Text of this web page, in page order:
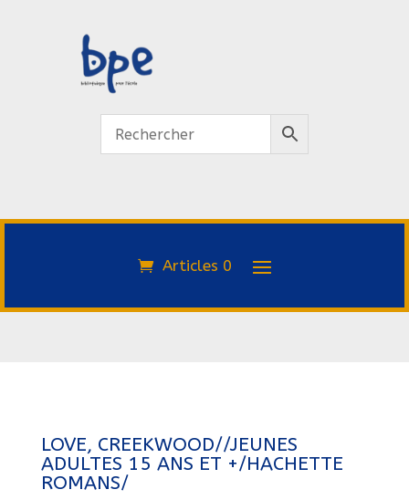
Articles 0
LOVE, CREEKWOOD//JEUNES
ADULTES 15 ANS ET +/HACHETTE
ROMANS/